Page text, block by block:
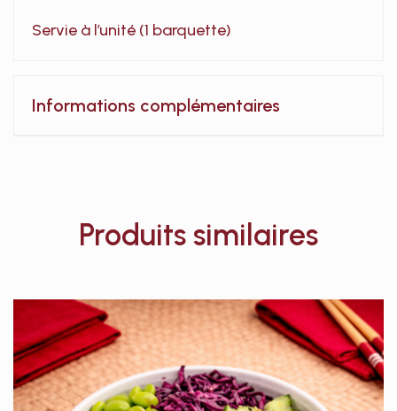
Servie à l’unité (1 barquette)
Informations complémentaires
Produits similaires